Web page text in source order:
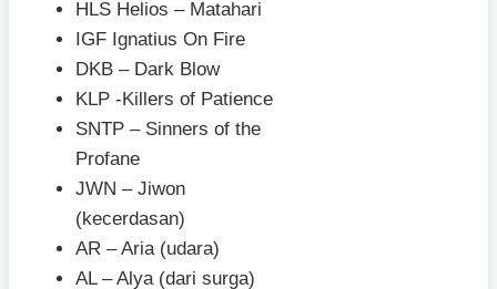
HLS Helios – Matahari
IGF Ignatius On Fire
DKB – Dark Blow
KLP -Killers of Patience
SNTP – Sinners of the
Profane
JWN – Jiwon
(kecerdasan)
AR – Aria (udara)
AL – Alya (dari surga)